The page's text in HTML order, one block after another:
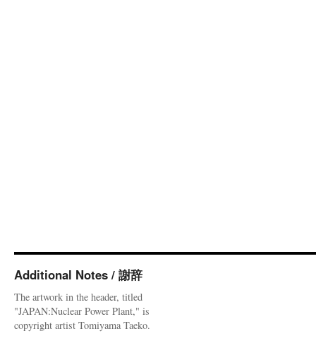
Additional Notes / 謝辞
The artwork in the header, titled
"JAPAN:Nuclear Power Plant," is
copyright artist Tomiyama Taeko.